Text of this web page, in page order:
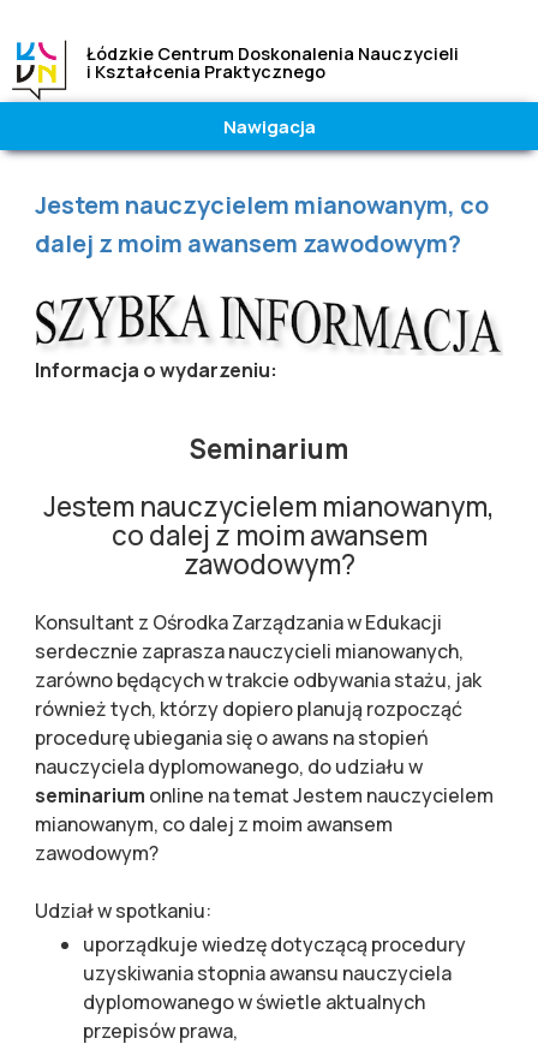
Łódzkie Centrum Doskonalenia Nauczycieli
i Kształcenia Praktycznego
Wielkość
A A A
Kontrast
Normalny
Nawigacja
Jesteś tutaj
Jestem nauczycielem mianowanym, co
dalej z moim awansem zawodowym?
Informacja o wydarzeniu:
Seminarium
Jestem nauczycielem mianowanym,
co dalej z moim awansem
zawodowym?
Konsultant z Ośrodka Zarządzania w Edukacji
serdecznie zaprasza nauczycieli mianowanych,
zarówno będących w trakcie odbywania stażu, jak
również tych, którzy dopiero planują rozpocząć
procedurę ubiegania się o awans na stopień
nauczyciela dyplomowanego, do udziału w
seminarium online na tematJestem nauczycielem
mianowanym, co dalej z moim awansem
zawodowym?
Udział w spotkaniu:
uporządkuje wiedzę dotyczącą procedury
uzyskiwania stopnia awansu nauczyciela
dyplomowanego w świetle aktualnych
przepisów prawa,